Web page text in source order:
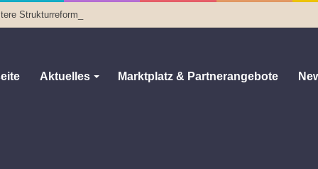
Strukturreformen
Aktuelles Marktplatz & Partnerangebote